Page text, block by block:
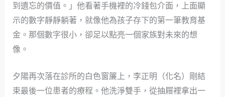
到遺忘的價值。」他看著手機裡的冷錢包介面，上面顯
示的數字靜靜躺著，就像他為孩子存下的第一筆教育基
金。那個數字很小，卻足以點亮一個家族對未來的想
像。
夕陽再次落在診所的白色窗簾上，李正明（化名）剛結
束最後一位患者的療程。他洗淨雙手，從抽屜裡拿出一